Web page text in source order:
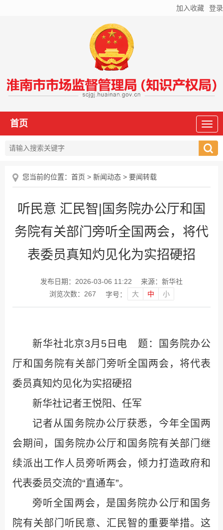
加入收藏 登录
首页
您当前的位置： 首页 > 新闻动态 > 要闻转载
听民意 汇民智|国务院办公厅和国
务院有关部门旁听全国两会，将代
表委员真知灼见化为实招硬招
发布日期：2026-03-06 11:22
来源：新华社
浏览次数： 267 字号： 大 中 小
新华社北京3月5日电 题：国务院办公
厅和国务院有关部门旁听全国两会，将代表
委员真知灼见化为实招硬招
新华社记者王悦阳、任军
记者从国务院办公厅获悉，今年全国两
会期间，国务院办公厅和国务院有关部门继
续派出工作人员旁听两会，倾力打造政府和
代表委员交流的“直通车”。
旁听全国两会，是国务院办公厅和国务
院有关部门听民意、汇民智的重要举措。这